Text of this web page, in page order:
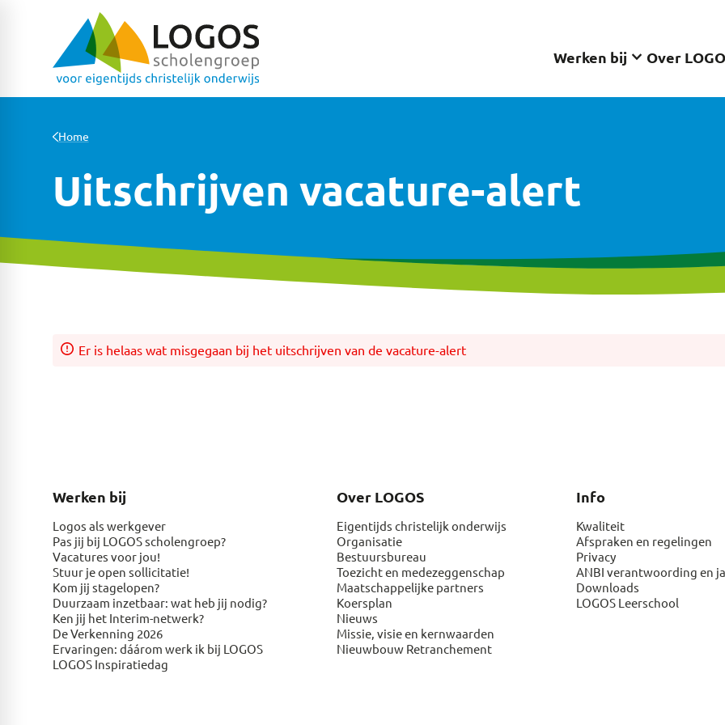
Werken bij keyboard_arrow_down Over
Home
Uitschrijven vacature-alert
Er is helaas wat misgegaan bij het uitschrijven van de vacature-alert
Werken bij
Logos als werkgever
Pas jij bij LOGOS scholengroep?
Vacatures voor jou!
Stuur je open sollicitatie!
Kom jij stagelopen?
Duurzaam inzetbaar: wat heb jij nodig?
Ken jij het Interim-netwerk?
De Verkenning 2026
Ervaringen: dáárom werk ik bij LOGOS
LOGOS Inspiratiedag
Over LOGOS
Eigentijds christelijk onderwijs
Organisatie
Bestuursbureau
Toezicht en medezeggenschap
Maatschappelijke partners
Koersplan
Nieuws
Missie, visie en kernwaarden
Nieuwbouw Retranchement
Info
Kwaliteit
Afspraken en regelingen
Privacy
ANBI verantwoording en
Downloads
LOGOS Leerschool